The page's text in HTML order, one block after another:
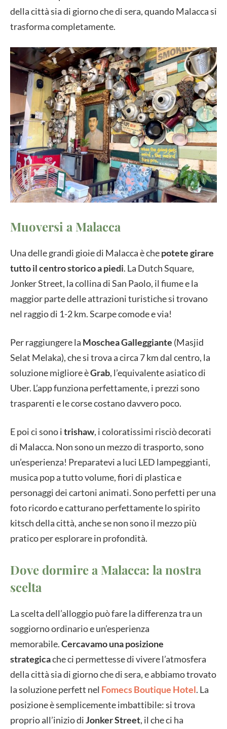
della città sia di giorno che di sera, quando Malacca si
trasforma completamente.
Muoversi a Malacca
Una delle grandi gioie di Malacca è chepotete girare
tutto il centro storico a piedi. La Dutch Square,
Jonker Street, la collina di San Paolo, il fiume e la
maggior parte delle attrazioni turistiche si trovano
nel raggio di 1-2 km. Scarpe comode e via!
Per raggiungere la Moschea Galleggiante (Masjid
Selat Melaka), che si trova a circa 7 km dal centro, la
soluzione migliore èGrab, l’equivalente asiatico di
Uber. L’app funziona perfettamente, i prezzi sono
trasparenti e le corse costano davvero poco.
E poi ci sono itrishaw, i coloratissimi risciò decorati
di Malacca. Non sono un mezzo di trasporto, sono
un’esperienza! Preparatevi a luci LED lampeggianti,
musica pop a tutto volume, fiori di plastica e
personaggi dei cartoni animati. Sono perfetti per una
foto ricordo e catturano perfettamente lo spirito
kitsch della città, anche se non sono il mezzo più
pratico per esplorare in profondità.
Dove dormire a Malacca: la nostra
scelta
La scelta dell’alloggio può fare la differenza tra un
soggiorno ordinario e un’esperienza
memorabile.Cercavamo una posizione
strategicache ci permettesse di vivere l’atmosfera
della città sia di giorno che di sera, e abbiamo trovato
la soluzione perfett nel Fomecs Boutique Hotel. La
posizione è semplicemente imbattibile: si trova
proprio all’inizio diJonker Street, il che ci ha